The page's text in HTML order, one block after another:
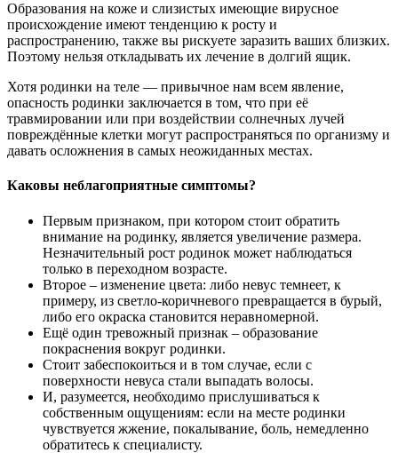
Образования на коже и слизистых имеющие вирусное
происхождение имеют тенденцию к росту и
распространению, также вы рискуете заразить ваших близких.
Поэтому нельзя откладывать их лечение в долгий ящик.
Хотя родинки на теле — привычное нам всем явление,
опасность родинки заключается в том, что при её
травмировании или при воздействии солнечных лучей
повреждённые клетки могут распространяться по организму и
давать осложнения в самых неожиданных местах.
Каковы неблагоприятные симптомы?
Первым признаком, при котором стоит обратить
внимание на родинку, является увеличение размера.
Незначительный рост родинок может наблюдаться
только в переходном возрасте.
Второе – изменение цвета: либо невус темнеет, к
примеру, из светло-коричневого превращается в бурый,
либо его окраска становится неравномерной.
Ещё один тревожный признак – образование
покраснения вокруг родинки.
Стоит забеспокоиться и в том случае, если с
поверхности невуса стали выпадать волосы.
И, разумеется, необходимо прислушиваться к
собственным ощущениям: если на месте родинки
чувствуется жжение, покалывание, боль, немедленно
обратитесь к специалисту.